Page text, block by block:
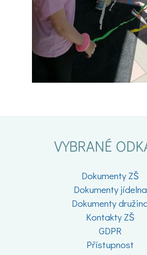
VYBRANÉ
Dokumenty ZŠ
Dokumenty jídelna
Dokumenty
Kontakty ZŠ
GDPR
Přístupnost